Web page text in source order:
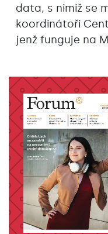
data, s nimiž se
koordinátoři
jenž funguje na